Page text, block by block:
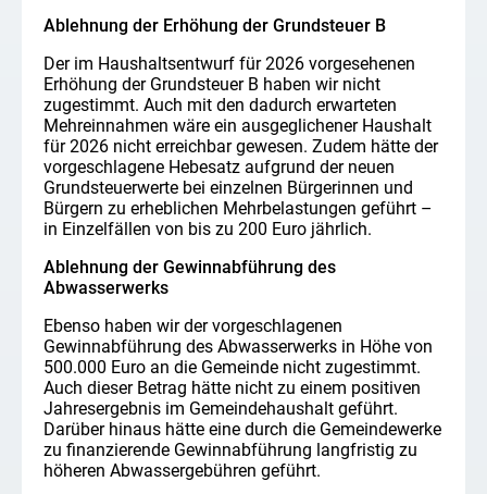
Ablehnung der Erhöhung der Grundsteuer B
Der im Haushaltsentwurf für 2026 vorgesehenen
Erhöhung der Grundsteuer B haben wir nicht
zugestimmt. Auch mit den dadurch erwarteten
Mehreinnahmen wäre ein ausgeglichener Haushalt
für 2026 nicht erreichbar gewesen. Zudem hätte der
vorgeschlagene Hebesatz aufgrund der neuen
Grundsteuerwerte bei einzelnen Bürgerinnen und
Bürgern zu erheblichen Mehrbelastungen geführt –
in Einzelfällen von bis zu 200 Euro jährlich.
Ablehnung der Gewinnabführung des
Abwasserwerks
Ebenso haben wir der vorgeschlagenen
Gewinnabführung des Abwasserwerks in Höhe von
500.000 Euro an die Gemeinde nicht zugestimmt.
Auch dieser Betrag hätte nicht zu einem positiven
Jahresergebnis im Gemeindehaushalt geführt.
Darüber hinaus hätte eine durch die Gemeindewerke
zu finanzierende Gewinnabführung langfristig zu
höheren Abwassergebühren geführt.